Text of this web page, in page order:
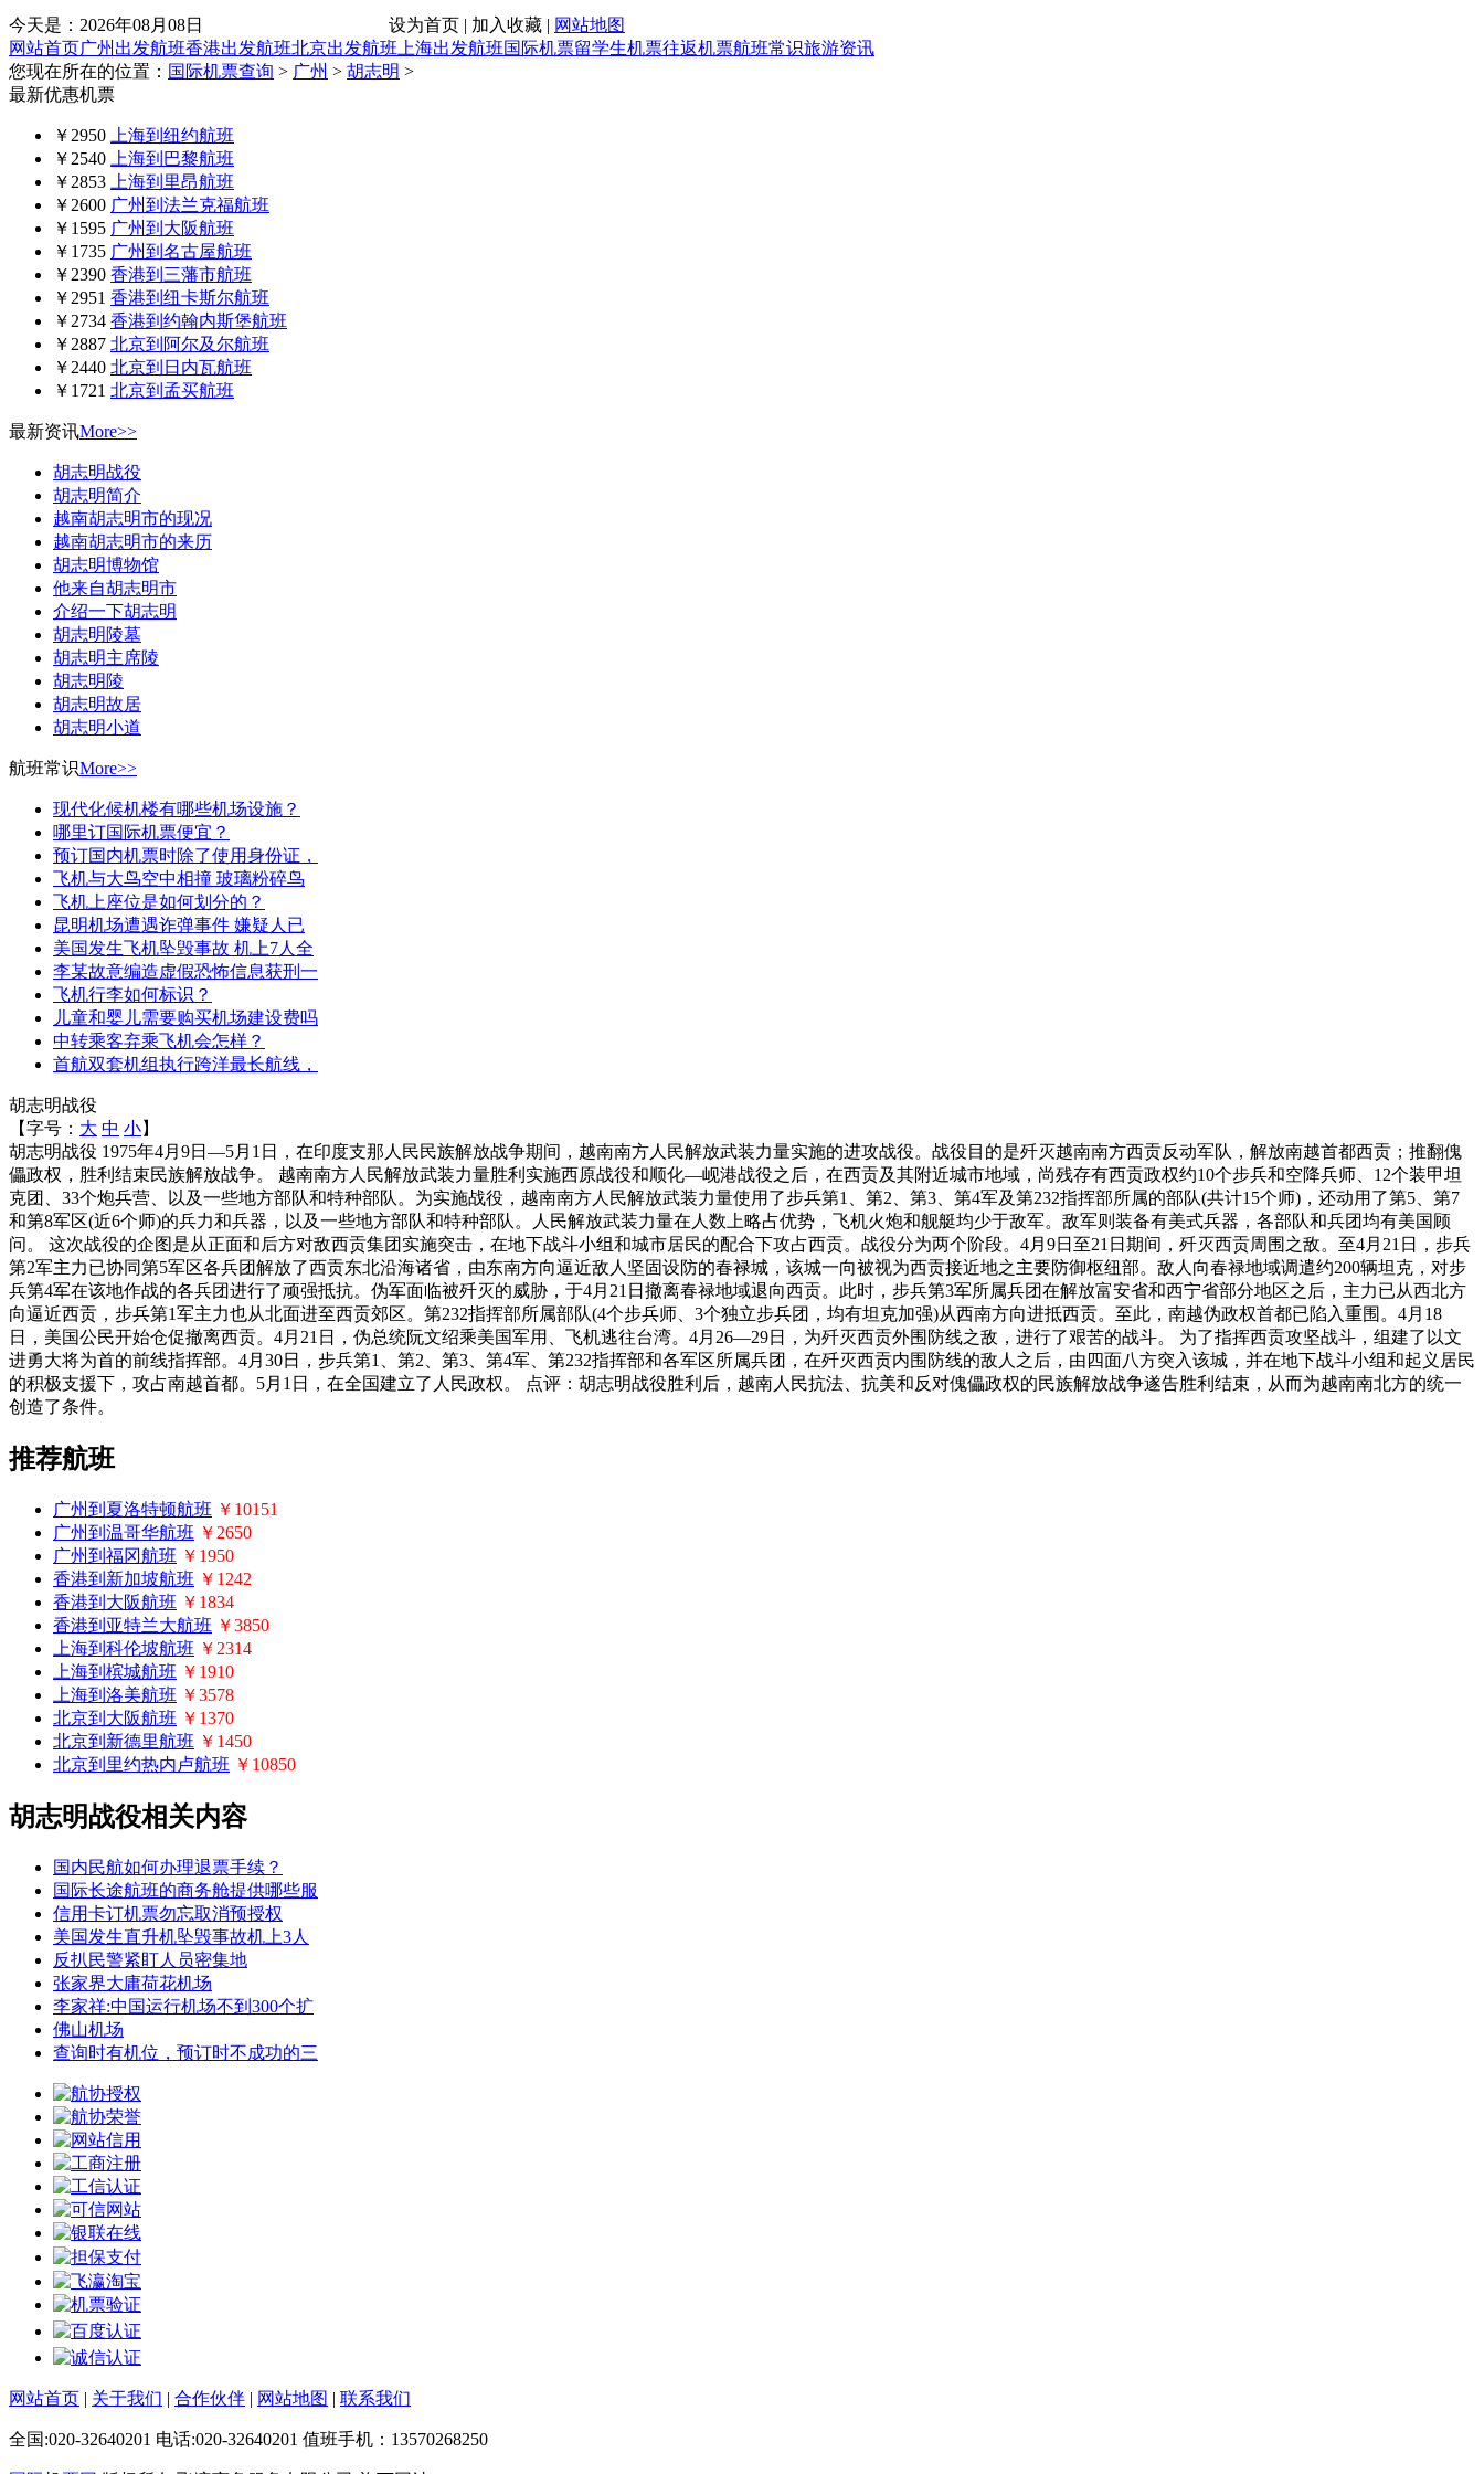
今天是： 2026年08月08日 设为首页 | 加入收藏 | 网站地图
网站首页广州出发航班香港出发航班北京出发航班 上海出发航班国际机票留学生机票往返机票航班常识旅游资讯
您现在所在的位置： 国际机票查询 > 广州 > 胡志明 >
最新优惠机票
￥2950
上海到纽约航班
￥2540
上海到巴黎航班
￥2853
上海到里昂航班
￥2600 广州到法兰克福航班
￥1595 广州到大阪航班
￥1735 广州到名古屋航班
￥2390 香港到三藩市航班
￥2951 香港到纽卡斯尔航班
￥2734 香港到约翰内斯堡航班
￥2887 北京到阿尔及尔航班
￥2440 北京到日内瓦航班
￥1721 北京到孟买航班
最新资讯More>>
胡志明战役
胡志明简介
越南胡志明市的现况
越南胡志明市的来历
胡志明博物馆
他来自胡志明市
介绍一下胡志明
胡志明陵墓
胡志明主席陵
胡志明陵
胡志明故居
胡志明小道
航班常识More>>
现代化候机楼有哪些机场设施？
哪里订国际机票便宜？
预订国内机票时除了使用身份证，
飞机与大鸟空中相撞 玻璃粉碎鸟
飞机上座位是如何划分的？
昆明机场遭遇诈弹事件 嫌疑人已
美国发生飞机坠毁事故 机上7人全
李某故意编造虚假恐怖信息获刑一
飞机行李如何标识？
儿童和婴儿需要购买机场建设费吗
中转乘客弃乘飞机会怎样？
首航双套机组执行跨洋最长航线，
胡志明战役
【字号： 大 中 小】
胡志明战役 1975年4月9日—5月1日，在印度支那人民民族解放战争期间，越南南方人民解放武装力量实施的进攻战役。战役目的是歼灭越南南方西贡反动军队，解放南越首都西贡；推翻傀
儡政权，胜利结束民族解放战争。 越南南方人民解放武装力量胜利实施西原战役和顺化—岘港战役之后，在西贡及其附近城市地域，尚残存有西贡政权约10个步兵和空降兵师、12个装甲坦
克团、33个炮兵营、以及一些地方部队和特种部队。为实施战役，越南南方人民解放武装力量使用了步兵第1、第2、第3、第4军及第232指挥部所属的部队(共计15个师)，还动用了第5、第7
和第8军区(近6个师)的兵力和兵器，以及一些地方部队和特种部队。人民解放武装力量在人数上略占优势，飞机火炮和舰艇均少于敌军。敌军则装备有美式兵器，各部队和兵团均有美国顾
问。 这次战役的企图是从正面和后方对敌西贡集团实施突击，在地下战斗小组和城市居民的配合下攻占西贡。战役分为两个阶段。4月9日至21日期间，歼灭西贡周围之敌。至4月21日，步兵
第2军主力已协同第5军区各兵团解放了西贡东北沿海诸省，由东南方向逼近敌人坚固设防的春禄城，该城一向被视为西贡接近地之主要防御枢纽部。敌人向春禄地域调遣约200辆坦克，对步
兵第4军在该地作战的各兵团进行了顽强抵抗。伪军面临被歼灭的威胁，于4月21日撤离春禄地域退向西贡。此时，步兵第3军所属兵团在解放富安省和西宁省部分地区之后，主力已从西北方
向逼近西贡，步兵第1军主力也从北面进至西贡郊区。第232指挥部所属部队(4个步兵师、3个独立步兵团，均有坦克加强)从西南方向进抵西贡。至此，南越伪政权首都已陷入重围。4月18
日，美国公民开始仓促撤离西贡。4月21日，伪总统阮文绍乘美国军用、飞机逃往台湾。4月26—29日，为歼灭西贡外围防线之敌，进行了艰苦的战斗。 为了指挥西贡攻坚战斗，组建了以文
进勇大将为首的前线指挥部。4月30日，步兵第1、第2、第3、第4军、第232指挥部和各军区所属兵团，在歼灭西贡内围防线的敌人之后，由四面八方突入该城，并在地下战斗小组和起义居民
的积极支援下，攻占南越首都。5月1日，在全国建立了人民政权。 点评：胡志明战役胜利后，越南人民抗法、抗美和反对傀儡政权的民族解放战争遂告胜利结束，从而为越南南北方的统一
创造了条件。
推荐航班
广州到夏洛特顿航班 ￥10151
广州到温哥华航班 ￥2650
广州到福冈航班 ￥1950
香港到新加坡航班 ￥1242
香港到大阪航班 ￥1834
香港到亚特兰大航班 ￥3850
上海到科伦坡航班 ￥2314
上海到槟城航班 ￥1910
上海到洛美航班 ￥3578
北京到大阪航班 ￥1370
北京到新德里航班 ￥1450
北京到里约热内卢航班 ￥10850
胡志明战役相关内容
国内民航如何办理退票手续？
国际长途航班的商务舱提供哪些服
信用卡订机票勿忘取消预授权
美国发生直升机坠毁事故机上3人
反扒民警紧盯人员密集地
张家界大庸荷花机场
李家祥:中国运行机场不到300个扩
佛山机场
查询时有机位，预订时不成功的三
网站首页 | 关于我们 | 合作伙伴 | 网站地图 | 联系我们
全国:020-32640201 电话:020-32640201 值班手机：13570268250